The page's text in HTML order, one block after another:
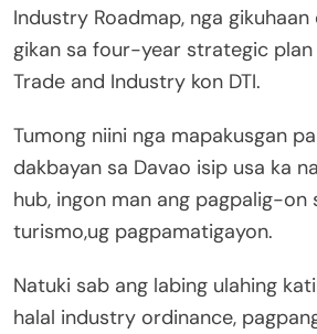
Industry Roadmap, nga
gikan sa four-year strategic
Trade and Industry kon DTI.
Tumong niini nga mapakusgan
dakbayan sa Davao isip usa ka
hub, ingon man ang pagpalig-on
turismo,ug pagpamatigayon.
Natuki sab ang labing ulahing
halal industry ordinance,